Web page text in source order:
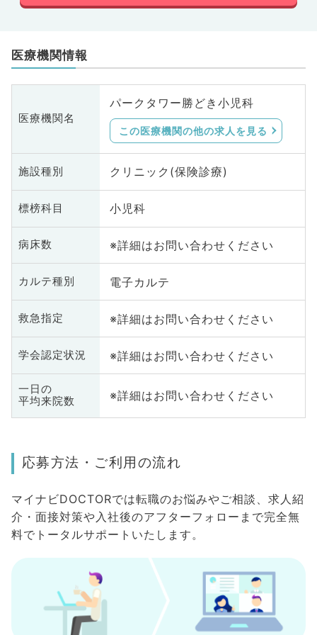
医療機関情報
医療機関名
パークタワー勝どき小児科
この医療機関の他の求人を見る
施設種別 クリニック(保険診療)
標榜科目 小児科
病床数 ※詳細はお問い合わせください
カルテ種別 電子カルテ
救急指定 ※詳細はお問い合わせください
学会認定状況 ※詳細はお問い合わせください
一日の
平均来院数
※詳細はお問い合わせください
応募方法・ご利用の流れ
マイナビDOCTORでは転職のお悩みやご相談、求人紹
介・面接対策や入社後のアフターフォローまで完全無
料でトータルサポートいたします。